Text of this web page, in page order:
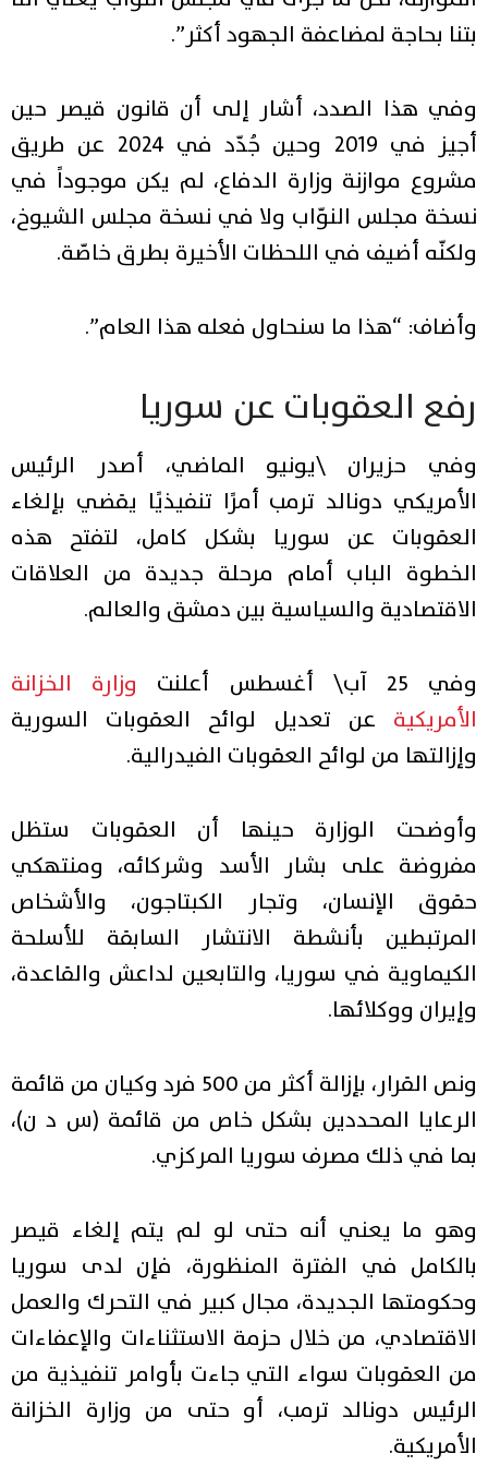
بتنا بحاجة لمضاعفة الجهود أكثر”.
وفي هذا الصدد، أشار إلى أن قانون قيصر حين
أجيز في ٢٠١٩ وحين جُدّد في ٢٠٢٤ عن طريق
مشروع موازنة وزارة الدفاع، لم يكن موجوداً في
نسخة مجلس النوّاب ولا في نسخة مجلس الشيوخ،
ولكنّه أضيف في اللحظات الأخيرة بطرق خاصّة.
وأضاف: “هذا ما سنحاول فعله هذا العام”.
رفع العقوبات عن سوريا
وفي حزيران \يونيو الماضي، أصدر الرئيس
الأمريكي دونالد ترمب أمرًا تنفيذيًا يقضي بإلغاء
العقوبات عن سوريا بشكل كامل، لتفتح هذه
الخطوة الباب أمام مرحلة جديدة من العلاقات
الاقتصادية والسياسية بين دمشق والعالم.
وفي 25 آب\ أغسطس أعلنت
وزارة الخزانة
الأمريكية عن تعديل لوائح العقوبات السورية
وإزالتها من لوائح العقوبات الفيدرالية.
وأوضحت الوزارة حينها أن العقوبات ستظل
مفروضة على بشار الأسد وشركائه، ومنتهكي
حقوق الإنسان، وتجار الكبتاجون، والأشخاص
المرتبطين بأنشطة الانتشار السابقة للأسلحة
الكيماوية في سوريا، والتابعين لداعش والقاعدة،
وإيران ووكلائها.
ونص القرار، بإزالة أكثر من 500 فرد وكيان من قائمة
الرعايا المحددين بشكل خاص من قائمة (س د ن)،
بما في ذلك مصرف سوريا المركزي.
وهو ما يعني أنه حتى لو لم يتم إلغاء قيصر
بالكامل في الفترة المنظورة، فإن لدى سوريا
وحكومتها الجديدة، مجال كبير في التحرك والعمل
الاقتصادي، من خلال حزمة الاستثناءات والإعفاءات
من العقوبات سواء التي جاءت بأوامر تنفيذية من
الرئيس دونالد ترمب، أو حتى من وزارة الخزانة
الأمريكية.